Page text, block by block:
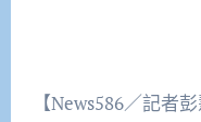
【News586／記者